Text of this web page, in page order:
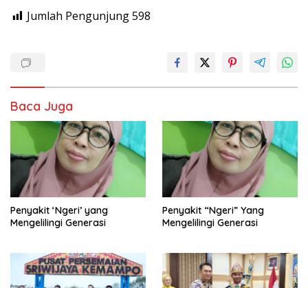
Jumlah Pengunjung598
Baca Juga
Penyakit ‘Ngeri’ yang
Mengelilingi Generasi
Penyakit “Ngeri” Yang
Mengelilingi Generasi